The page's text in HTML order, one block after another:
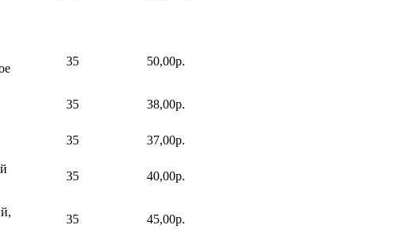
35 50,00р.
35 38,00р.
35 37,00р.
35 40,00р.
35 45,00р.